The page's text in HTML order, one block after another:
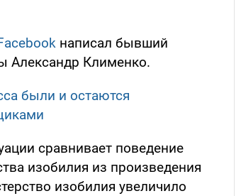
написал бывший
Александр Клименко.
были и остаются
сравнивает поведение
изобилия из произведения
изобилия увеличило